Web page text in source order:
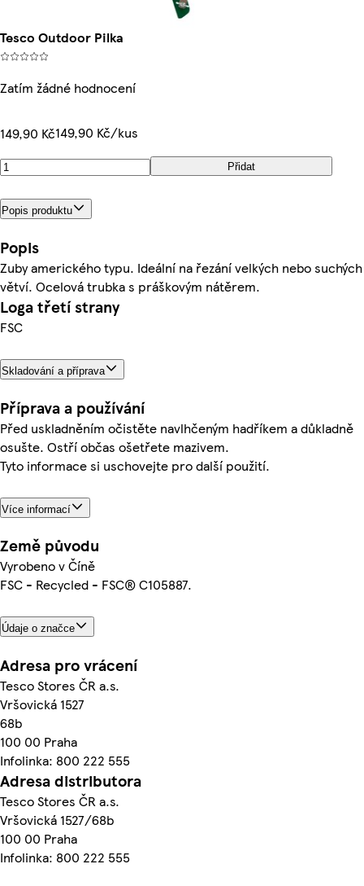
Tesco Outdoor Pilka
Zatím žádné hodnocení
149,90 Kč149,90 Kč/kus
Přidat
Popis produktu
Popis
Zuby amerického typu. Ideální na řezání velkých nebo suchých
větví. Ocelová trubka s práškovým nátěrem.
Loga třetí strany
FSC
Skladování a příprava
Příprava a používání
Před uskladněním očistěte navlhčeným hadříkem a důkladně
osušte. Ostří občas ošetřete mazivem.
Tyto informace si uschovejte pro další použití.
Více informací
Země původu
Vyrobeno v Číně
FSC - Recycled - FSC® C105887.
Údaje o značce
Adresa pro vrácení
Tesco Stores ČR a.s.
Vršovická 1527
68b
100 00 Praha
Infolinka: 800 222 555
Adresa distributora
Tesco Stores ČR a.s.
Vršovická 1527/68b
100 00 Praha
Infolinka: 800 222 555